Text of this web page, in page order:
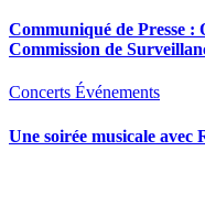
Communiqué de Presse :
Commission de
Concerts Événements
Une soirée musicale avec